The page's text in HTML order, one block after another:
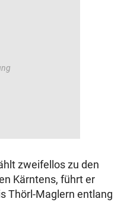
zweifellos zu den
Kärntens, führt er
Thörl-Maglern entlang